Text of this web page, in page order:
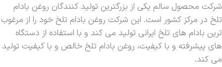
شرکت محصول سالم یکی از بزرگترین تولید کنندگان روغن بادام
تلخ در مرکز کشور است. این شرکت روغن بادام تلخ خود را از مرغوب
ترین بادام های تلخ ایرانی تولید می کند و با استفاده از دستگاه
های پیشرفته و با کیفیت، روغن بادام تلخ خالص و با کیفیت تولید
می کند.